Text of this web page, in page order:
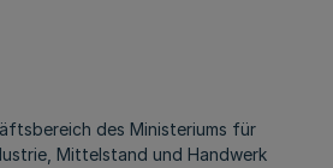
des Ministeriums für
Mittelstand und Handwerk